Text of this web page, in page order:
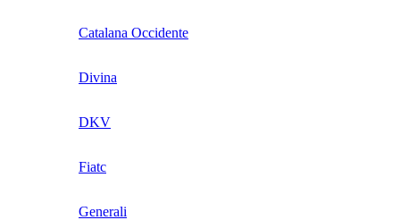
Catalana Occidente
Divina
DKV
Fiatc
Generali